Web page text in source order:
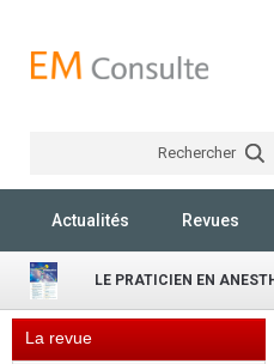
Rechercher
Actualités Revues
LE PRATICIEN EN
La revue